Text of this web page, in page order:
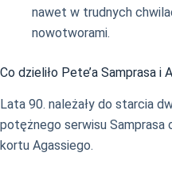
nawet w trudnych
nowotworami.
Co dzieliło Pete’a Samprasa i
Lata 90. należały do starcia
potężnego serwisu Samprasa
kortu Agassiego.